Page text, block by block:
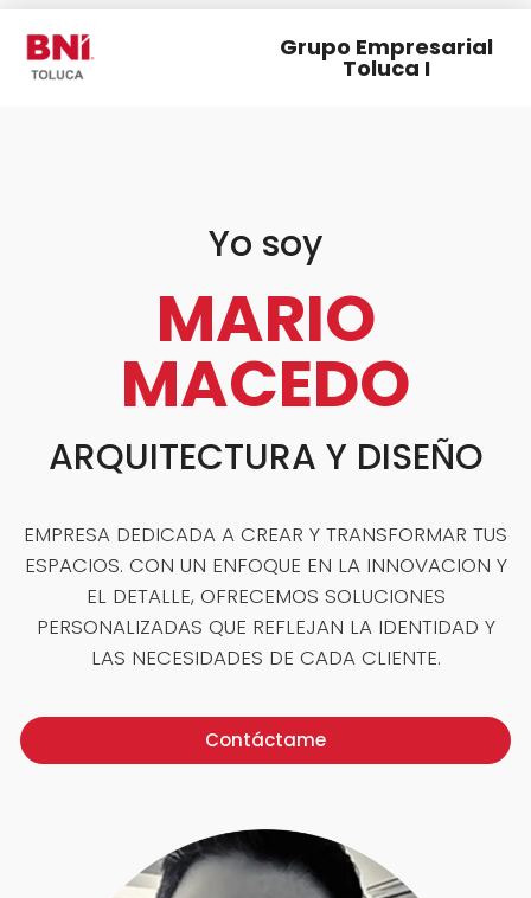
Grupo Empresarial
Toluca I
Yo soy
MARIO
MACEDO
ARQUITECTURA Y DISEÑO
EMPRESA DEDICADA A CREAR Y TRANSFORMAR TUS
ESPACIOS. CON UN ENFOQUE EN LA INNOVACION Y
EL DETALLE, OFRECEMOS SOLUCIONES
PERSONALIZADAS QUE REFLEJAN LA IDENTIDAD Y
LAS NECESIDADES DE CADA CLIENTE.
Contáctame